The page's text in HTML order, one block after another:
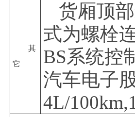
其
它
货厢顶
式为螺栓
BS系统控
汽车电子
4L/